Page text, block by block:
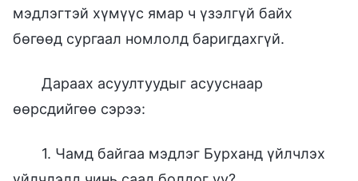
мэдлэгтэй хүмүүс ямар ч үзэлгүй байх
бөгөөд сургаал номлолд баригдахгүй.
Дараах асуултуудыг асууснаар
өөрсдийгөө сэрээ:
1. Чамд байгаа мэдлэг Бурханд үйлчлэх